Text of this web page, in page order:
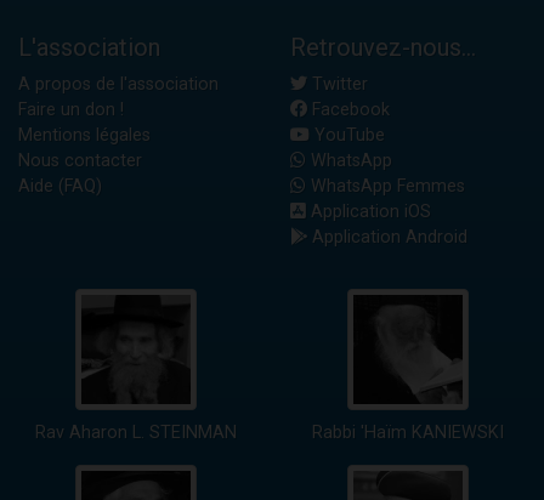
L'association
A propos de l'association
Faire un don !
Mentions légales
Nous contacter
Aide (FAQ)
Retrouvez-nous...
Twitter
Facebook
YouTube
WhatsApp
WhatsApp Femmes
Application iOS
Application Android
Rav Aharon L. STEINMAN Rabbi 'Haïm KANIEWSKI